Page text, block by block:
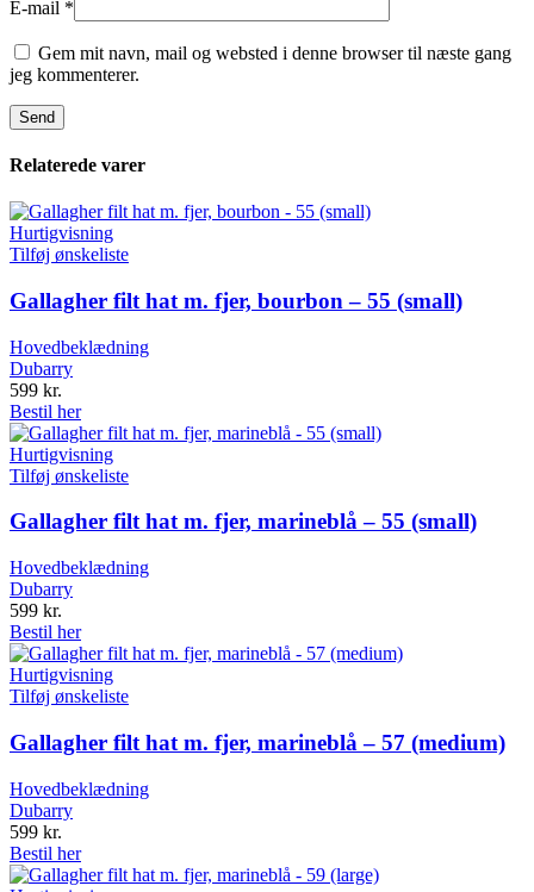
E-mail *
Gem mit navn, mail og websted i denne browser til næste gang
jeg kommenterer.
Relaterede varer
Hurtigvisning
Tilføj ønskeliste
Gallagher filt hat m. fjer, bourbon – 55 (small)
Hovedbeklædning
Dubarry
599 kr.
Bestil her
Hurtigvisning
Tilføj ønskeliste
Gallagher filt hat m. fjer, marineblå – 55 (small)
Hovedbeklædning
Dubarry
599 kr.
Bestil her
Hurtigvisning
Tilføj ønskeliste
Gallagher filt hat m. fjer, marineblå – 57 (medium)
Hovedbeklædning
Dubarry
599 kr.
Bestil her